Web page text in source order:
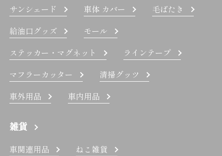
サンシェード 車体 カバー
毛ばたき
給油口グッズ
モール
ステッカー・マグネット
ラインテープ
マフラーカッター
清掃グッツ
車外用品
車内用品
雑貨
車関連用品 ねこ雑貨